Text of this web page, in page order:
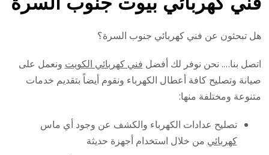
هل تبحثون عن فني كهربائي جنوب السرة؟
اتصل بنا…. نحن نوفر لك أفضل فني كهربائي الكويت ونعمل على
صيانة وتصليح كافة أعطال الكهرباء ونقوم أيضاً بتقديم خدمات
متنوعة ومختلفة منها:
تصليح عدادات الكهرباء والكشف عن وجود أي ماس
كهربائي من خلال استخدام أجهزة حديثة